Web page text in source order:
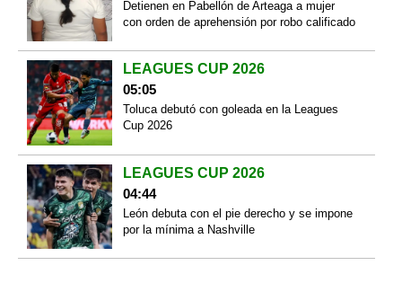
Detienen en Pabellón de Arteaga a mujer
con orden de aprehensión por robo calificado
LEAGUES CUP 2026
05:05
Toluca debutó con goleada en la Leagues
Cup 2026
LEAGUES CUP 2026
04:44
León debuta con el pie derecho y se impone
por la mínima a Nashville